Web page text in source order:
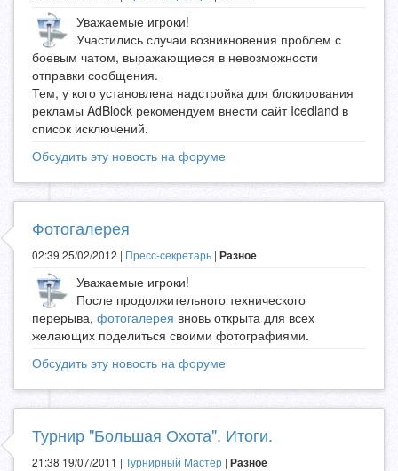
Уважаемые игроки!
Участились случаи возникновения проблем с
боевым чатом, выражающиеся в невозможности
отправки сообщения.
Тем, у кого установлена надстройка для блокирования
рекламы AdBlock рекомендуем внести сайт Icedland в
список исключений.
Обсудить эту новость на форуме
Фотогалерея
02:39 25/02/2012 | Пресс-секретарь | Разное
Уважаемые игроки!
После продолжительного технического
перерыва, фотогалерея вновь открыта для всех
желающих поделиться своими фотографиями.
Обсудить эту новость на форуме
Турнир "Большая Охота". Итоги.
21:38 19/07/2011 | Турнирный Мастер | Разное